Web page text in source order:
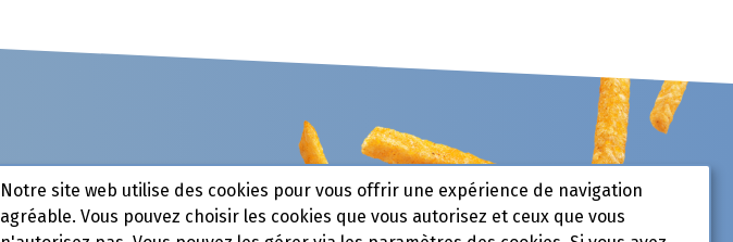
Notre site web utilise des cookies pour vous offrir une expérience de navigation
agréable. Vous pouvez choisir les cookies que vous autorisez et ceux que vous